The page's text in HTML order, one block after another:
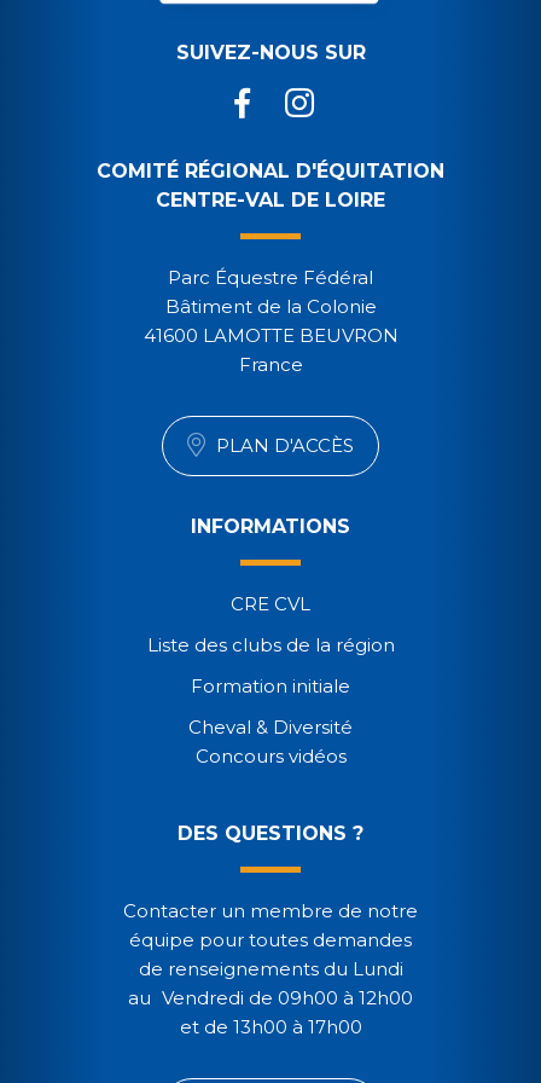
SUIVEZ-NOUS SUR
COMITÉ RÉGIONAL D'ÉQUITATION
CENTRE-VAL DE LOIRE
Parc Équestre Fédéral
Bâtiment de la Colonie
41600 LAMOTTE BEUVRON
France
PLAN D'ACCÈS
INFORMATIONS
CRE CVL
Liste des clubs de la région
Formation initiale
Cheval & Diversité
Concours vidéos
DES QUESTIONS ?
Contacter un membre de notre
équipe pour toutes demandes
de renseignements du Lundi
au Vendredi de 09h00 à 12h00
et de 13h00 à 17h00